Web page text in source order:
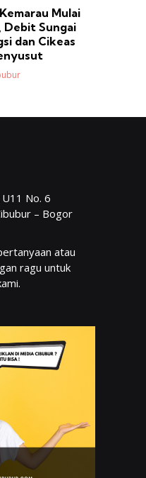
Mulai
Debit Sungai
dan Cikeas
No. 6
– Bogor
atau
ragu untuk